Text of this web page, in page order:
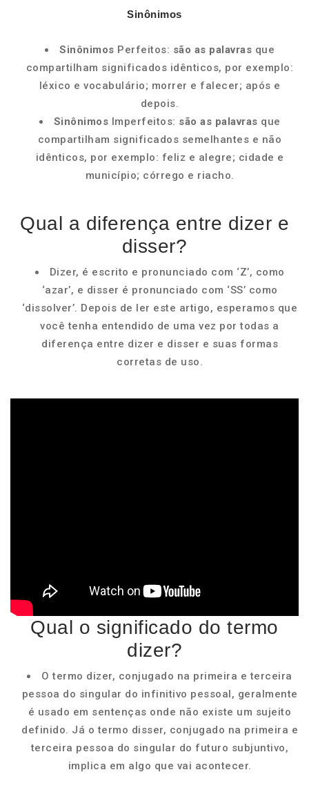
Sinônimos
Sinônimos Perfeitos: são as palavras que
compartilham significados idênticos, por exemplo:
léxico e vocabulário; morrer e falecer; após e
depois.
Sinônimos Imperfeitos: são as palavras que
compartilham significados semelhantes e não
idênticos, por exemplo: feliz e alegre; cidade e
município; córrego e riacho.
Qual a diferença entre dizer e
disser?
Dizer, é escrito e pronunciado com ‘Z’, como
‘azar’, e disser é pronunciado com ‘SS’ como
‘dissolver’. Depois de ler este artigo, esperamos que
você tenha entendido de uma vez por todas a
diferença entre dizer e disser e suas formas
corretas de uso.
Qual o significado do termo
dizer?
O termo dizer, conjugado na primeira e terceira
pessoa do singular do infinitivo pessoal, geralmente
é usado em sentenças onde não existe um sujeito
definido. Já o termo disser, conjugado na primeira e
terceira pessoa do singular do futuro subjuntivo,
implica em algo que vai acontecer.